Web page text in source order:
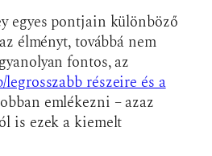
egyes pontjain különböző
élményt, továbbá nem
fontos, az
részeire és a
emlékezni – azaz
is ezek a kiemelt